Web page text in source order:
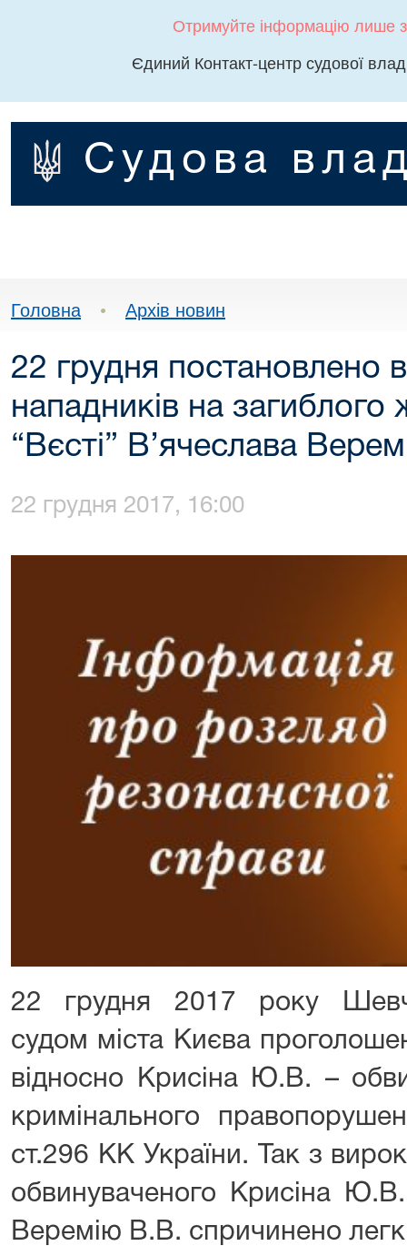
Отримуйте інформацію лише
Єдиний Контакт-центр судової
Судова
Головна • Архів новин
22 грудня постановлено
нападників на загиблого
“Вєсті” В’ячеслава
22 грудня 2017, 16:00
22 грудня 2017 року
судом міста Києва
відносно Крисіна Ю.В. –
кримінального
ст.296 КК України. Так з
обвинуваченого Крисіна Ю.В.
Веремію В.В. спричинено